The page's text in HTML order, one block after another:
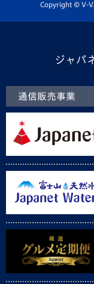
ホームタウン活
Copyright © V-
ジャパ
通信販売事業